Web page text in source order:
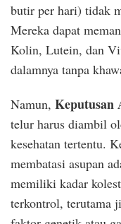
butir per hari) tidak
Mereka dapat
Kolin, Lutein, dan
dalamnya tanpa
Namun, Keputusan
telur harus diambil
kesehatan tertentu.
membatasi asupan
memiliki kadar
terkontrol, terutama